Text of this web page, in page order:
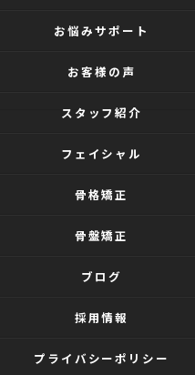
お悩みサポート
お客様の声
スタッフ紹介
フェイシャル
骨格矯正
骨盤矯正
ブログ
採用情報
プライバシーポリシー